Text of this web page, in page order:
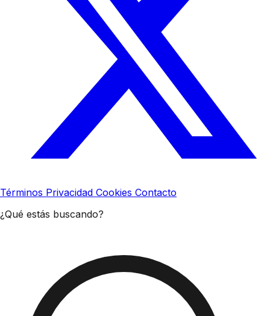
Términos Privacidad Cookies Contacto
¿Qué estás buscando?